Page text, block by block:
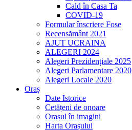
Cald în Casa Ta
COVID-19
Formular înscriere Fose
Recensământ 2021
AJUT UCRAINA
ALEGERI 2024
Alegeri Prezidențiale 2025
Alegeri Parlamentare 2020
Alegeri Locale 2020
Oraș
Date Istorice
Cetățeni de onoare
Orașul în imagini
Harta Orașului